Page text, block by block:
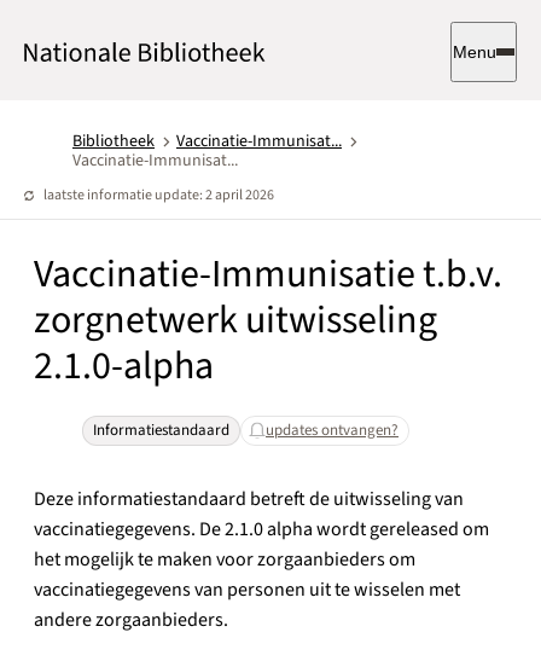
Menu
Bibliotheek
Vaccinatie-Immunisat...
Vaccinatie-Immunisat...
laatste informatie update: 2 april 2026
Vaccinatie-Immunisatie t.b.v.
zorgnetwerk uitwisseling
2.1.0-alpha
Informatiestandaard updates ontvangen?
Deze informatiestandaard betreft de uitwisseling van
vaccinatiegegevens. De 2.1.0 alpha wordt gereleased om
het mogelijk te maken voor zorgaanbieders om
vaccinatiegegevens van personen uit te wisselen met
andere zorgaanbieders.